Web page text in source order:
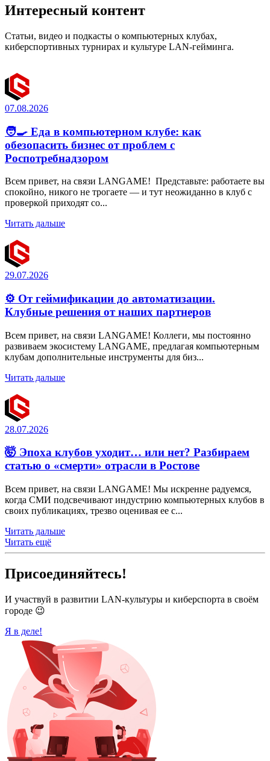
Интересный контент
Статьи, видео и подкасты о компьютерных клубах,
киберспортивных турнирах и культуре LAN-гейминга.
07.08.2026
🧑‍🍳 Еда в компьютерном клубе: как
обезопасить бизнес от проблем с
Роспотребнадзором
Всем привет, на связи LANGAME! Представьте: работаете вы
спокойно, никого не трогаете — и тут неожиданно в клуб с
проверкой приходят со...
Читать дальше
29.07.2026
⚙️ От геймификации до автоматизации.
Клубные решения от наших партнеров
Всем привет, на связи LANGAME! Коллеги, мы постоянно
развиваем экосистему LANGAME, предлагая компьютерным
клубам дополнительные инструменты для биз...
Читать дальше
28.07.2026
🤯 Эпоха клубов уходит… или нет? Разбираем
статью о «смерти» отрасли в Ростове
Всем привет, на связи LANGAME! Мы искренне радуемся,
когда СМИ подсвечивают индустрию компьютерных клубов в
своих публикациях, трезво оценивая ее с...
Читать дальше
Читать ещё
Присоединяйтесь!
И участвуй в развитии LAN-культуры и киберспорта в своём
городе 😉
Я в деле!